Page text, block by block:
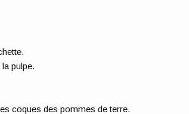
pulpe.
coques des pommes de terre.